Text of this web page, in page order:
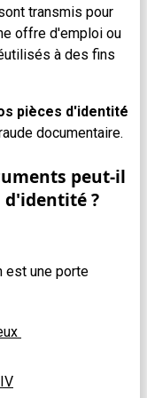
transmis pour
offre d'emploi ou
à des fins
pièces d'identité
documentaire.
peut-il
?
est une porte